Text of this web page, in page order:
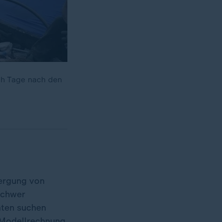
Tage nach den
von
suchen